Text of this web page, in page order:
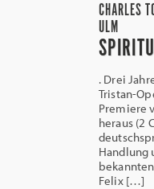
CHARLES
ULM
. Drei
Tristan-
Premiere
heraus (2
Handlung
Felix […]